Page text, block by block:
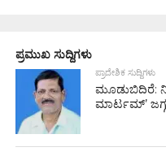
ಪ್ರಮುಖ ಸುದ್ದಿಗಳು
ಪ್ರಾದೇಶಿಕ ಸುದ್ದಿಗಳು
ಮೂಡುಬಿದಿರೆ:
ಮಾರ್ಟಮ್’